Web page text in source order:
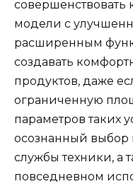
совершенствовать
модели с
расширенным
создавать
продуктов, даже
ограниченную
параметров таких
осознанный выбор
службы техники, а
повседневном